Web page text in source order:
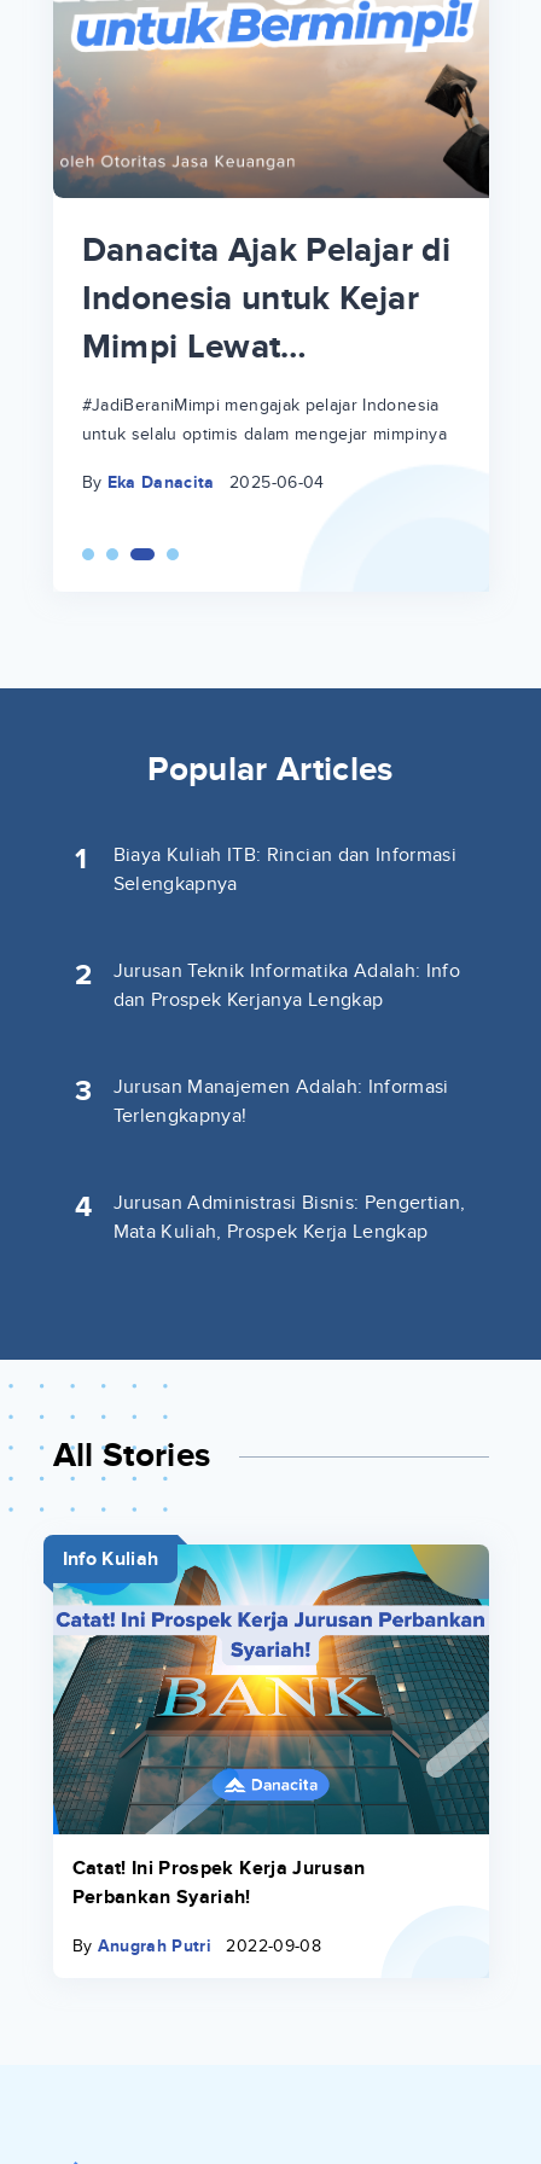
Danacita Ajak Pelajar di
Indonesia untuk Kejar
Mimpi Lewat
#JadiBeraniMimpi
#JadiBeraniMimpi mengajak pelajar Indonesia
untuk selalu optimis dalam mengejar mimpinya
By Eka Danacita 2025-06-04
Popular Articles
1
Biaya Kuliah ITB: Rincian dan Informasi
Selengkapnya
2
Jurusan Teknik Informatika Adalah: Info
dan Prospek Kerjanya Lengkap
3
Jurusan Manajemen Adalah: Informasi
Terlengkapnya!
4
Jurusan Administrasi Bisnis: Pengertian,
Mata Kuliah, Prospek Kerja Lengkap
All Stories
Info Kuliah
Catat! Ini Prospek Kerja Jurusan
Perbankan Syariah!
By Anugrah Putri 2022-09-08